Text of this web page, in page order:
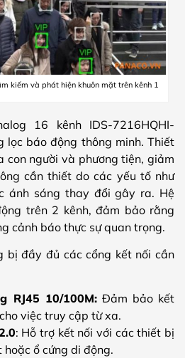
kiếm và phát hiện khuôn mặt trên kênh 1
16 kênh IDS-7216HQHI-
lọc báo động thông minh. Thiết
con người và phương tiện, giảm
cần thiết do các yếu tố như
ánh sáng thay đổi gây ra. Hệ
trên 2 kênh, đảm bảo rằng
cảnh báo thực sự quan trọng.
bị đầy đủ các cổng kết nối cần
RJ45 10/100M:Đảm bảo kết
việc truy cập từ xa.
: Hỗ trợ kết nối với các thiết bị
hoặc ổ cứng di động.